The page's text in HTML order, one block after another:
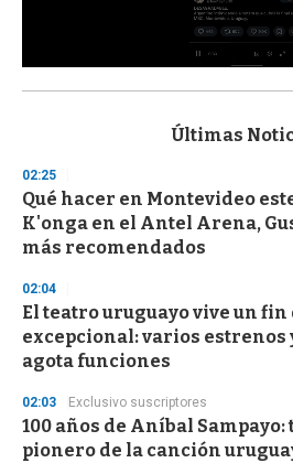
s
d
s
o
f
3
s
e
c
o
n
Últimas
02:25
Qué hacer en Montevideo
K'onga en el Antel Arena,
más recomendados
02:04
El teatro uruguayo vive un fin
excepcional: varios estrenos
agota funciones
02:03 Exclusivo suscriptores
100 años de Aníbal
pionero de la canción